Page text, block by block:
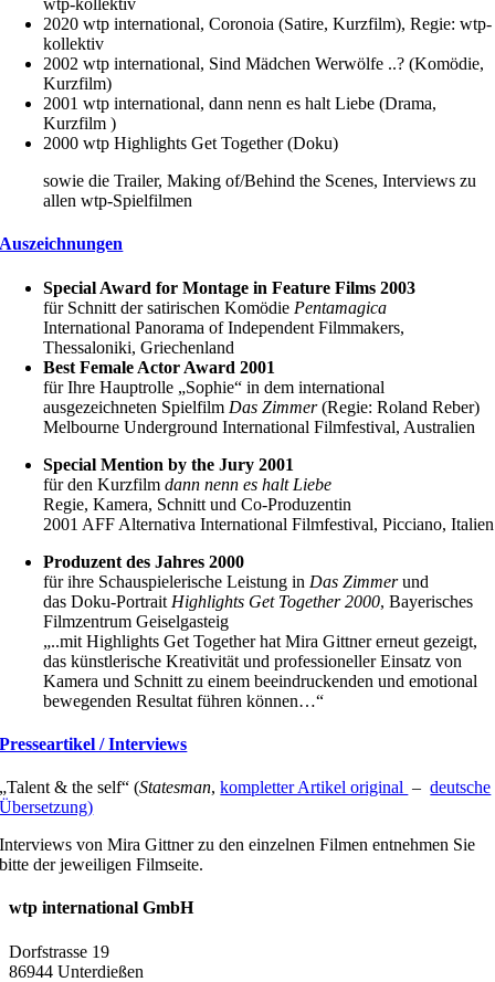
wtp-kollektiv
2020 wtp international, Coronoia (Satire, Kurzfilm), Regie: wtp-
kollektiv
2002 wtp international, Sind Mädchen Werwölfe ..? (Komödie,
Kurzfilm)
2001 wtp international, dann nenn es halt Liebe (Drama,
Kurzfilm )
2000 wtp Highlights Get Together (Doku)
sowie die Trailer, Making of/Behind the Scenes, Interviews zu
allen wtp-Spielfilmen
Auszeichnungen
Special Award for Montage in Feature Films 2003
für Schnitt der satirischen Komödie Pentamagica
International Panorama of Independent Filmmakers,
Thessaloniki, Griechenland
Best Female Actor Award 2001
für Ihre Hauptrolle „Sophie“ in dem international
ausgezeichneten Spielfilm Das Zimmer(Regie: Roland Reber)
Melbourne Underground International Filmfestival, Australien
Special Mention by the Jury 2001
für den Kurzfilmdann nenn es halt Liebe
Regie, Kamera, Schnitt und Co-Produzentin
2001 AFF Alternativa International Filmfestival, Picciano, Italien
Produzent des Jahres 2000
für ihre Schauspielerische Leistung in Das Zimmerund
das Doku-Portrait Highlights Get Together 2000, Bayerisches
Filmzentrum Geiselgasteig
„..mit Highlights Get Together hat Mira Gittner erneut gezeigt,
das künstlerische Kreativität und professioneller Einsatz von
Kamera und Schnitt zu einem beeindruckenden und emotional
bewegenden Resultat führen können…“
Presseartikel / Interviews
„Talent & the self“ (Statesman,kompletter Artikel original –deutsche
Übersetzung)
Interviews von Mira Gittner zu den einzelnen Filmen entnehmen Sie
bitte der jeweiligen Filmseite.
wtp international GmbH
Dorfstrasse 19
86944 Unterdießen